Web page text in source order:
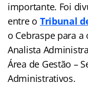
importante. Foi
entre o Tribunal
o Cebraspe para
Analista
Área de Gestão –
Administrativos.